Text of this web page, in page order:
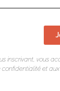
inscrivant, vous
confidentialité et